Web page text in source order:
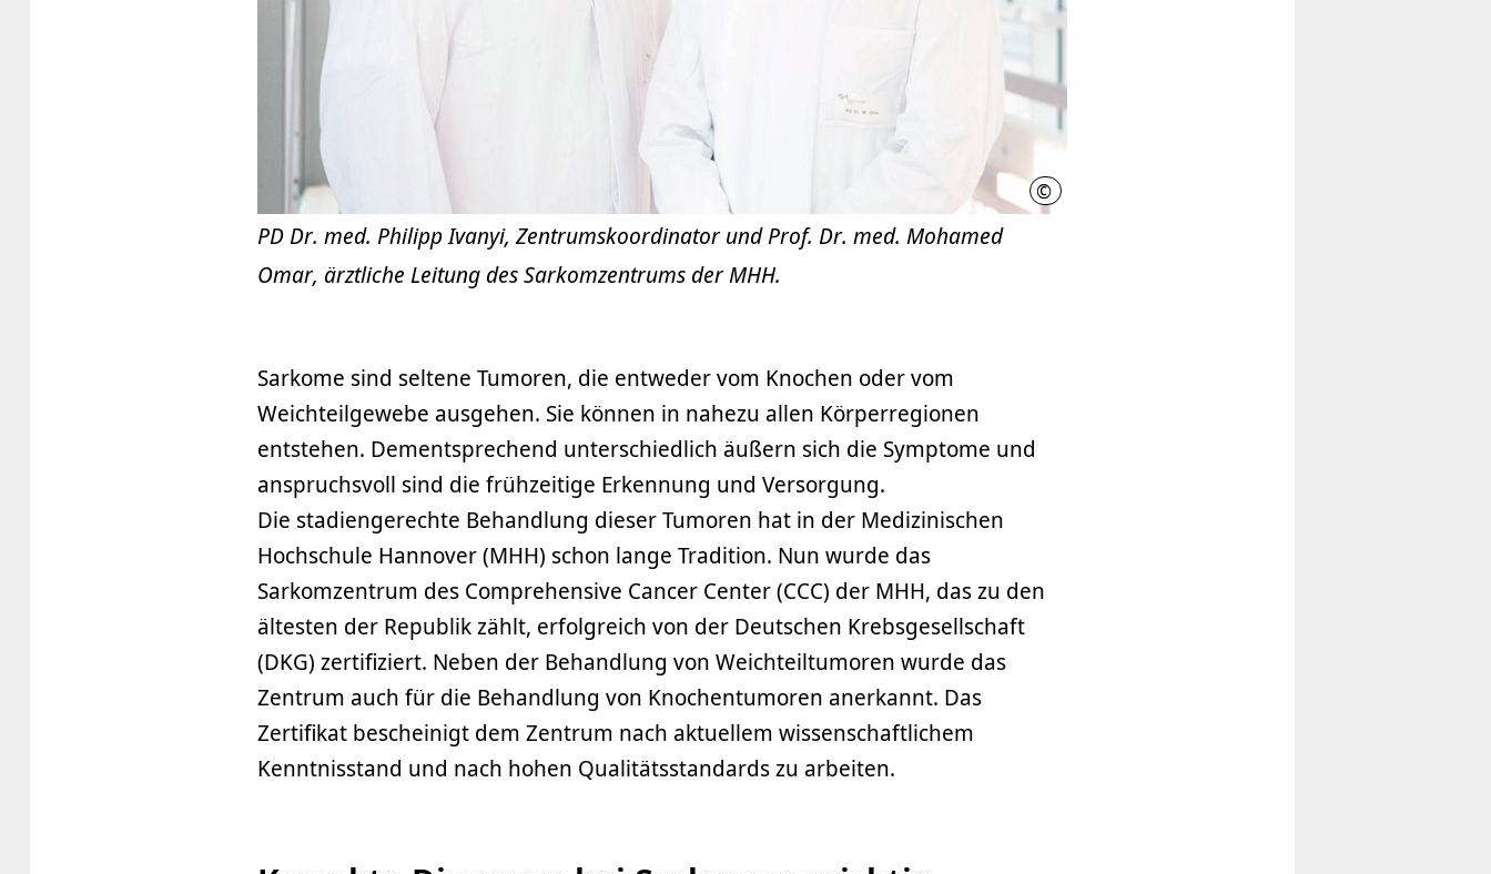
© Ilka Kosmalski/MHH
PD Dr. med. Philipp Ivanyi, Zentrumskoordinator und Prof. Dr. med. Mohamed
Omar, ärztliche Leitung des Sarkomzentrums der MHH.
Sarkome sind seltene Tumoren, die entweder vom Knochen oder vom
Weichteilgewebe ausgehen. Sie können in nahezu allen Körperregionen
entstehen. Dementsprechend unterschiedlich äußern sich die Symptome und
anspruchsvoll sind die frühzeitige Erkennung und Versorgung.
Die stadiengerechte Behandlung dieser Tumoren hat in der Medizinischen
Hochschule Hannover (MHH) schon lange Tradition. Nun wurde das
Sarkomzentrum des Comprehensive Cancer Center (CCC) der MHH, das zu den
ältesten der Republik zählt, erfolgreich von der Deutschen Krebsgesellschaft
(DKG) zertifiziert. Neben der Behandlung von Weichteiltumoren wurde das
Zentrum auch für die Behandlung von Knochentumoren anerkannt. Das
Zertifikat bescheinigt dem Zentrum nach aktuellem wissenschaftlichem
Kenntnisstand und nach hohen Qualitätsstandards zu arbeiten.